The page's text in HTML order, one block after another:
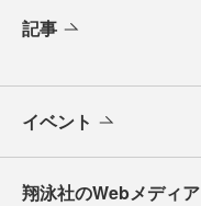
記事
イベント
翔泳社のWebメディア